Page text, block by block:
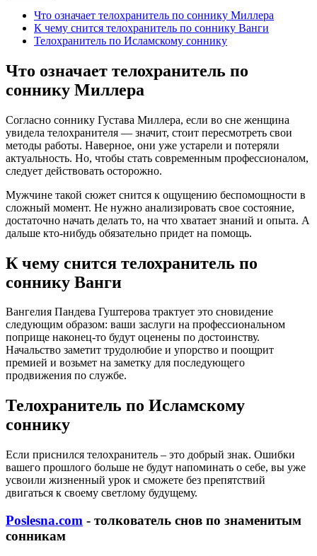
Что означает телохранитель по соннику Миллера
К чему снится телохранитель по соннику Ванги
Телохранитель по Исламскому соннику
Что означает телохранитель по
соннику Миллера
Согласно соннику Густава Миллера, если во сне женщина
увидела телохранителя — значит, стоит пересмотреть свои
методы работы. Наверное, они уже устарели и потеряли
актуальность. Но, чтобы стать современным профессионалом,
следует действовать осторожно.
Мужчине такой сюжет снится к ощущению беспомощности в
сложный момент. Не нужно анализировать свое состояние,
достаточно начать делать то, на что хватает знаний и опыта. А
дальше кто-нибудь обязательно придет на помощь.
К чему снится телохранитель по
соннику Ванги
Вангелия Пaндева Гуштерова трактует это сновидение
следующим образом: ваши заслуги на профессиональном
поприще наконец-то будут оценены по достоинству.
Начальство заметит трудолюбие и упорство и поощрит
премией и возьмет на заметку для последующего
продвижения по службе.
Телохранитель по Исламскому
соннику
Если приснился телохранитель – это добрый знак. Ошибки
вашего прошлого больше не будут напоминать о себе, вы уже
усвоили жизненный урок и сможете без препятствий
двигаться к своему светлому будущему.
Poslesna.com - толкователь снов по знаменитым
сонникам